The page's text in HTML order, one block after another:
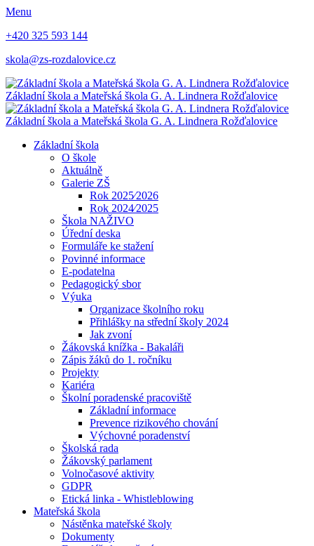
Menu
+420 325 593 144
skola@zs-rozdalovice.cz
Základní škola a Mateřská škola G. A. Lindnera Rožďalovice
Základní škola a Mateřská škola G. A. Lindnera Rožďalovice
Základní škola
O škole
Aktuálně
Galerie ZŠ
Rok 2025⁄2026
Rok 2024⁄2025
Škola NAŽIVO
Úřední deska
Formuláře ke stažení
Povinné informace
E-podatelna
Pedagogický sbor
Výuka
Organizace školního roku
Přihlášky na střední školy 2024
Jak zvoní
Žákovská knížka - Bakaláři
Zápis žáků do 1. ročníku
Projekty
Kariéra
Školní poradenské pracoviště
Základní informace
Prevence rizikového chování
Výchovné poradenství
Školská rada
Žákovský parlament
Volnočasové aktivity
GDPR
Etická linka - Whistleblowing
Mateřská škola
Nástěnka mateřské školy
Dokumenty